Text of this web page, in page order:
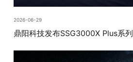
2026-06-29
鼎阳科技发布SSG3000X Plus系